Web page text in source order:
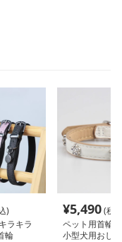
)
ラキラ
輪
¥5,490(税
ペット用首輪
小型犬用おし